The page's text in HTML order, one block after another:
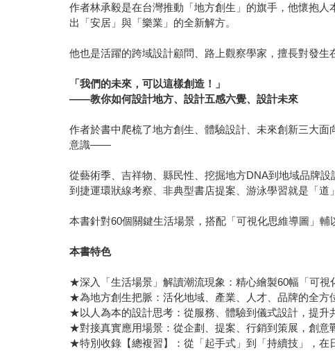
作者林承毅是在台灣推動「地方創生」的旗手，他懷抱
出「安居」與「樂業」的全新解方。
他也是活躍的跨域設計顧問、路上觀察學家，擅長對發
「我們的未來，可以這樣創造！」
——教你如何設計地方、設計五感六覺、設計未來
作者於書中爬梳了地方創生、體驗設計、未來創新三大
意識——
從藝術季、吉祥物、縣民性、挖掘地方DNA到地域品牌設
到捷運環狀線考察、非典型書店提案、游泳學習就是「
本書針對60個關鍵生活場景，搭配「可視化思維導圖」
本書特色
★深入「生活場景」解讀潮流現象：精心繪製60幅「可
★為地方創生把脈：活化地域、產業、人才、品牌的全方
★以人為本的設計思考：從服務、體驗到儀式設計，提升
★對接真實應用場景：從企劃、提案、行銷到策展，創意
★特別收錄【總複習】：從「起手式」到「持續技」，在